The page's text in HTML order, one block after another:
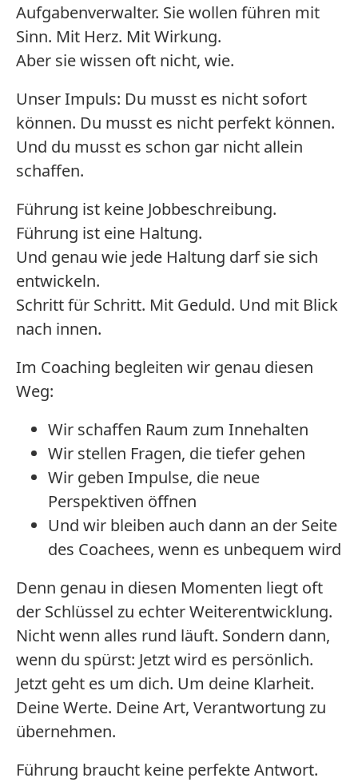
Aufgabenverwalter. Sie wollen führen mit
Sinn. Mit Herz. Mit Wirkung.
Aber sie wissen oft nicht, wie.
Unser Impuls: Du musst es nicht sofort
können. Du musst es nicht perfekt können.
Und du musst es schon gar nicht allein
schaffen.
Führung ist keine Jobbeschreibung.
Führung ist eine Haltung.
Und genau wie jede Haltung darf sie sich
entwickeln.
Schritt für Schritt. Mit Geduld. Und mit Blick
nach innen.
Im Coaching begleiten wir genau diesen
Weg:
Wir schaffen Raum zum Innehalten
Wir stellen Fragen, die tiefer gehen
Wir geben Impulse, die neue
Perspektiven öffnen
Und wir bleiben auch dann an der Seite
des Coachees, wenn es unbequem wird
Denn genau in diesen Momenten liegt oft
der Schlüssel zu echter Weiterentwicklung.
Nicht wenn alles rund läuft. Sondern dann,
wenn du spürst: Jetzt wird es persönlich.
Jetzt geht es um dich. Um deine Klarheit.
Deine Werte. Deine Art, Verantwortung zu
übernehmen.
Führung braucht keine perfekte Antwort.